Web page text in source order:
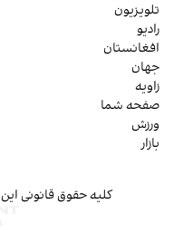
تلویزیون
رادیو
افغانستان
جهان
زاویه
صفحه شما
ورزش
بازار
کلیه حقوق قانونی